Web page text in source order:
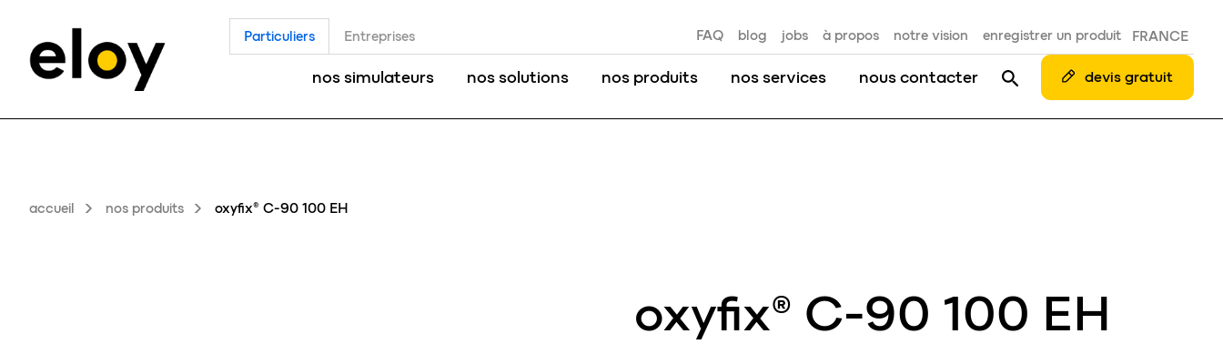
Particuliers Entreprises FAQ blog jobs à propos notre vision enregistrer un produit FRANCE
nos simulateurs nos solutions nos produits nos services nous contacter devis gratuit
accueil nos produits oxyfix® C-90 100 EH
oxyfix® C-90 100 EH